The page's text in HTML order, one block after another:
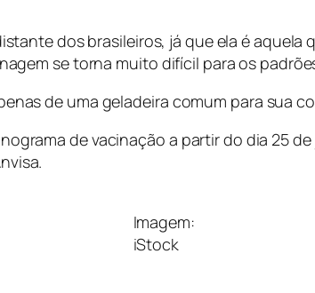
dos brasileiros, já que ela é aquela
se torna muito difícil para os
de uma geladeira comum para sua
de vacinação a partir do dia 25
Imagem:
iStock